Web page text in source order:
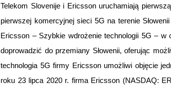
Telekom Slovenije i Ericsson uruchamiają
pierwszej komercyjnej sieci 5G na terenie
Ericsson – Szybkie wdrożenie technologii 5G –
doprowadzić do przemiany Słowenii, oferując
technologia 5G firmy Ericsson umożliwi objęcie
roku 23 lipca 2020 r. firma Ericsson (NASDAQ: